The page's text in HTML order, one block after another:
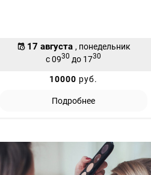
17 августа , понедельник
с 0930 до 1730
10000 руб.
Подробнее